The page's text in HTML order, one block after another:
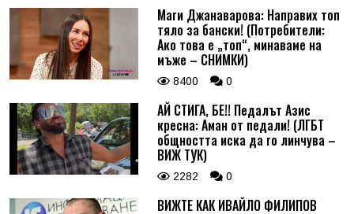
Маги Джанаварова: Направих топ
тяло за бански! (Потребители:
Ако това е „топ“, минаваме на
мъже – СНИМКИ)
8400 0
АЙ СТИГА, БЕ!! Педалът Азис
кресна: Аман от педали! (ЛГБТ
общността иска да го линчува –
ВИЖ ТУК)
2282 0
ВИЖТЕ КАК ИВАЙЛО ФИЛИПОВ